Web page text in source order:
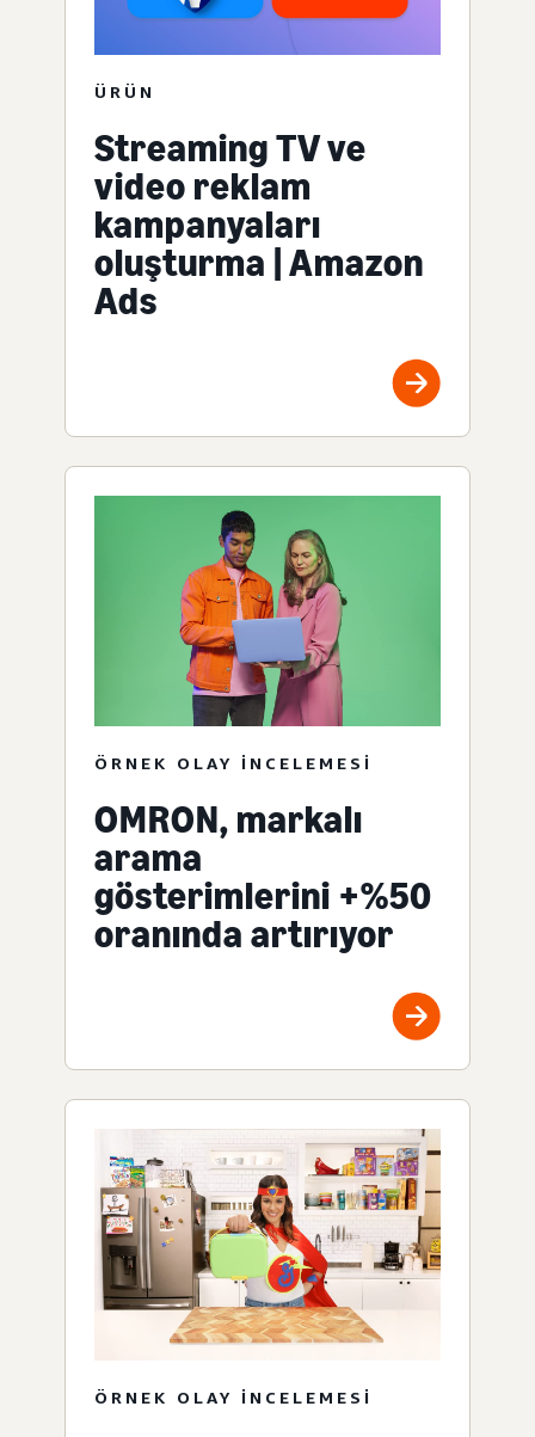
ÜRÜN
Streaming TV ve
video reklam
kampanyaları
oluşturma | Amazon
Ads
ÖRNEK OLAY INCELEMESI
OMRON, markalı
arama
gösterimlerini +%50
oranında artırıyor
ÖRNEK OLAY INCELEMESI